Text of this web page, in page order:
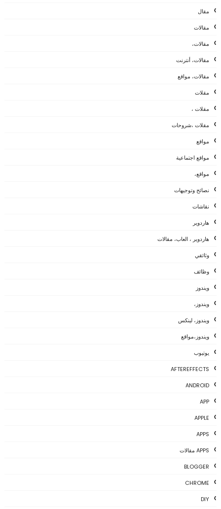
مقال
مقالات
مقالات،
مقالات، أنترنت
مقالات، مواقع
مقلات
مقلات ،
مقلات ،شروحات
مواقع
مواقع اجتماعية
مواقع،
نصائح وتوجيهات
نقاشات
هاردوير
هاردوير ، العاب، مقالات
وثائقي
وظائف
ويندوز
ويندوز،
ويندوز، لينكس
ويندوز،مواقع
يوتيوب
AFTEREFFECTS
ANDROID
APP
APPLE
APPS
APPS مقالات
BLOGGER
CHROME
DIY